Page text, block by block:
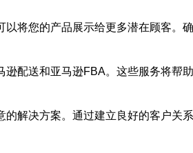
将您的产品展示给更多潜在顾客。
配送和亚马逊FBA。这些服务将帮
解决方案。通过建立良好的客户关